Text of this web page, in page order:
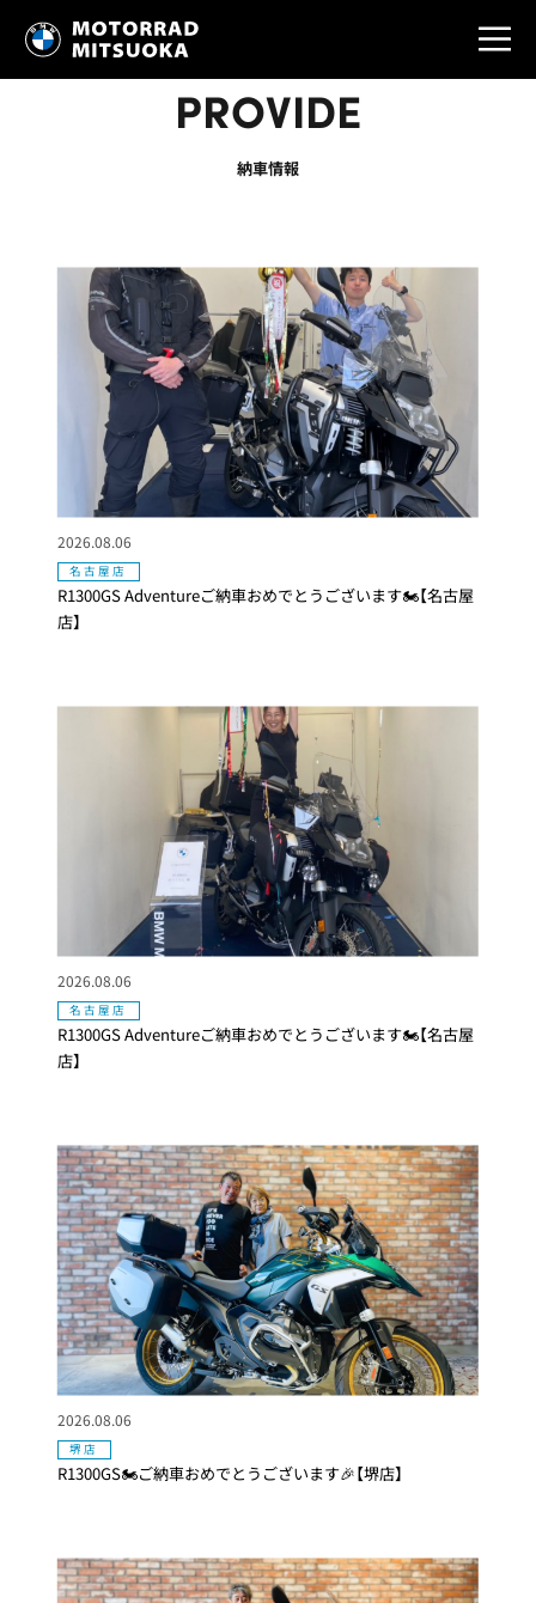
PROVIDE
納車情報
R1300GS Adventureご納車おめでとうございます🏍【名古屋
店】
2026.08.06
名古屋店
R1300GS Adventureご納車おめでとうございます🏍【名古屋
店】
2026.08.06
名古屋店
R1300GS🏍ご納車おめでとうございます🎉【堺店】
2026.08.06
堺店